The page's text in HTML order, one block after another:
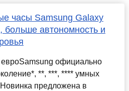
часы Samsung Galaxy
больше автономность и
официально
**, ***, **** умных
предложена в